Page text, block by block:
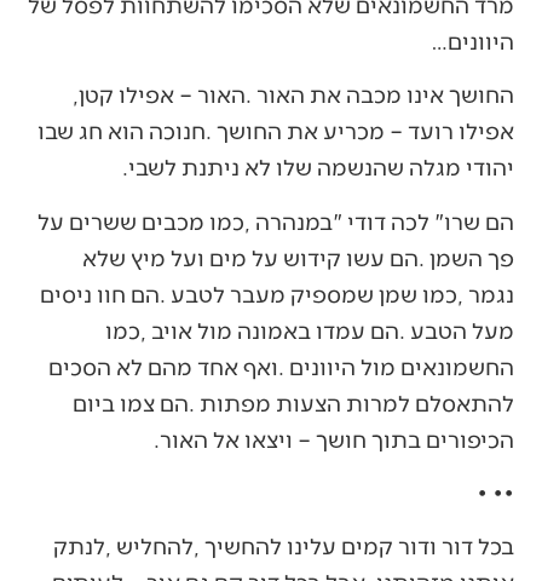
‬היוונים‭…‬
החושך‭ ‬אינו‭ ‬מכבה‭ ‬את‭ ‬האור‭. ‬האור‭ ‬‮–‬‭ ‬אפילו‭ ‬קטן‭,
‬יהודי‭ ‬מגלה‭ ‬שהנשמה‭ ‬שלו‭ ‬לא‭ ‬ניתנת‭ ‬לשבי‭.‬
הם‭ ‬שרו‭ ‬‮"‬לכה‭ ‬דודי‮"‬‭ ‬במנהרה‭, ‬כמו‭ ‬מכבים‭ ‬ששרים‭ ‬על‭
‬הכיפורים‭ ‬בתוך‭ ‬חושך‭ ‬‮–‬‭ ‬ויצאו‭ ‬אל‭ ‬האור‭.‬
•‭ ‬•‭ ‬•‭ ‬